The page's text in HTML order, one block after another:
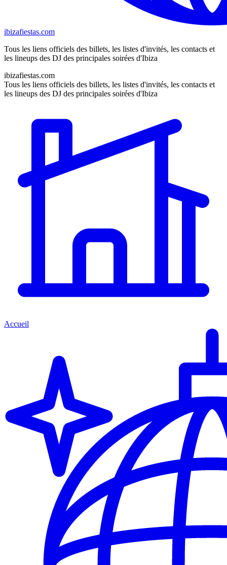
ibizafiestas.com
Tous les liens officiels des billets, les listes d'invités, les contacts et
les lineups des DJ des principales soirées d'Ibiza
ibizafiestas.com
Tous les liens officiels des billets, les listes d'invités, les contacts et
les lineups des DJ des principales soirées d'Ibiza
Accueil